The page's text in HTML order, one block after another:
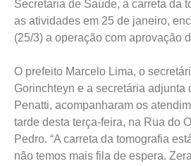
Secretaria de Saúde, a carreta da
as atividades em 25 de janeiro,
(25/3) a operação com aprovação
O prefeito Marcelo Lima, o
Gorinchteyn e a secretária adjunta
Penatti, acompanharam os
tarde desta terça-feira, na Rua do
Pedro. “A carreta da tomografia
não temos mais fila de espera.